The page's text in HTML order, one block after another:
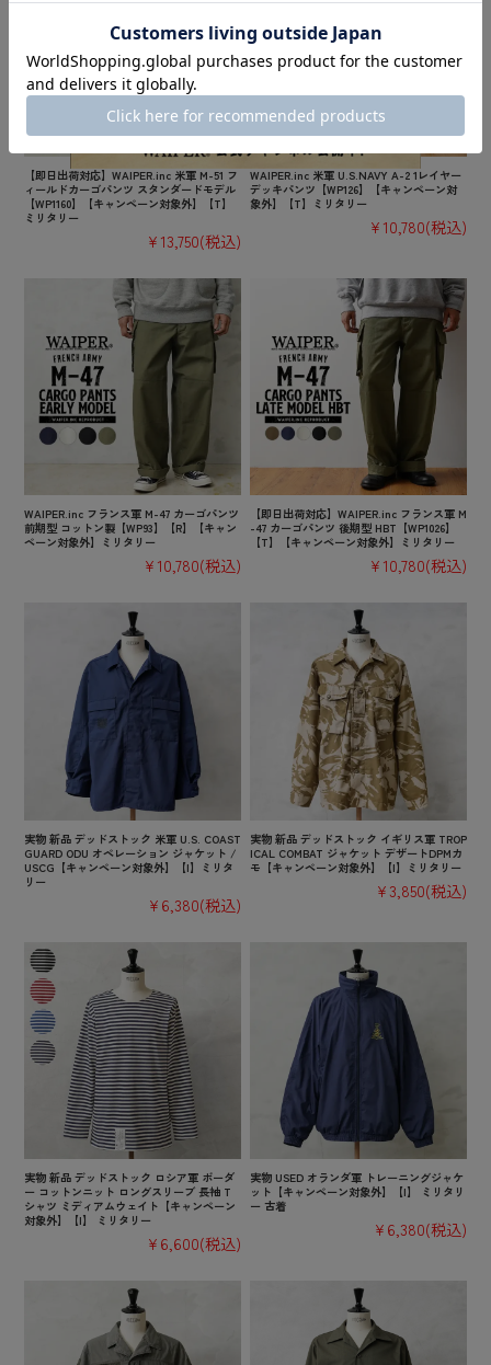
【即日出荷対応】WAIPER.inc 米軍 M-51 フ
ィールドカーゴパンツ スタンダードモデル
【WP1160】【キャンペーン対象外】【T】
ミリタリー
¥13,750(税込)
WAIPER.inc 米軍 U.S.NAVY A-2 1レイヤー
デッキパンツ【WP126】【キャンペーン対
象外】【T】ミリタリー
¥10,780(税込)
WAIPER.inc フランス軍 M-47 カーゴパンツ
前期型 コットン製【WP93】【R】【キャン
ペーン対象外】ミリタリー
¥10,780(税込)
【即日出荷対応】WAIPER.inc フランス軍 M
-47 カーゴパンツ 後期型 HBT【WP1026】
【T】【キャンペーン対象外】ミリタリー
¥10,780(税込)
実物 新品 デッドストック 米軍 U.S. COAST
GUARD ODU オペレーション ジャケット /
USCG【キャンペーン対象外】【I】ミリタ
リー
¥6,380(税込)
実物 新品 デッドストック イギリス軍 TROP
ICAL COMBAT ジャケット デザートDPMカ
モ【キャンペーン対象外】【I】ミリタリー
¥3,850(税込)
実物 新品 デッドストック ロシア軍 ボーダ
ー コットンニット ロングスリーブ 長袖 T
シャツ ミディアムウェイト【キャンペーン
対象外】【I】 ミリタリー
¥6,600(税込)
実物 USED オランダ軍 トレーニングジャケ
ット【キャンペーン対象外】【I】 ミリタリ
ー 古着
¥6,380(税込)